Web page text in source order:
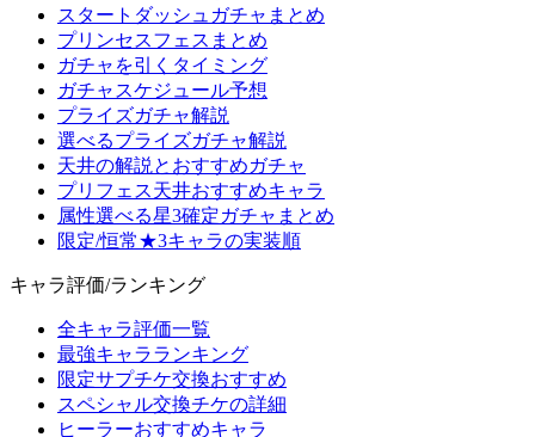
スタートダッシュガチャまとめ
プリンセスフェスまとめ
ガチャを引くタイミング
ガチャスケジュール予想
プライズガチャ解説
選べるプライズガチャ解説
天井の解説とおすすめガチャ
プリフェス天井おすすめキャラ
属性選べる星3確定ガチャまとめ
限定/恒常★3キャラの実装順
キャラ評価/ランキング
全キャラ評価一覧
最強キャラランキング
限定サプチケ交換おすすめ
スペシャル交換チケの詳細
ヒーラーおすすめキャラ